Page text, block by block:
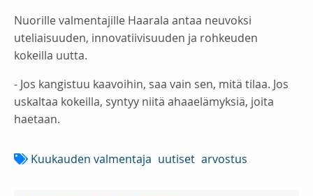
Nuorille valmentajille Haarala antaa neuvoksi
uteliaisuuden, innovatiivisuuden ja rohkeuden
kokeilla uutta.
- Jos kangistuu kaavoihin, saa vain sen, mitä tilaa. Jos
uskaltaa kokeilla, syntyy niitä ahaaelämyksiä, joita
haetaan.
Kuukauden valmentaja uutiset arvostus